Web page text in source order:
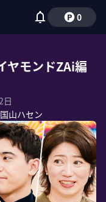
0
ヤモンドZAi編
日
国山ハセン